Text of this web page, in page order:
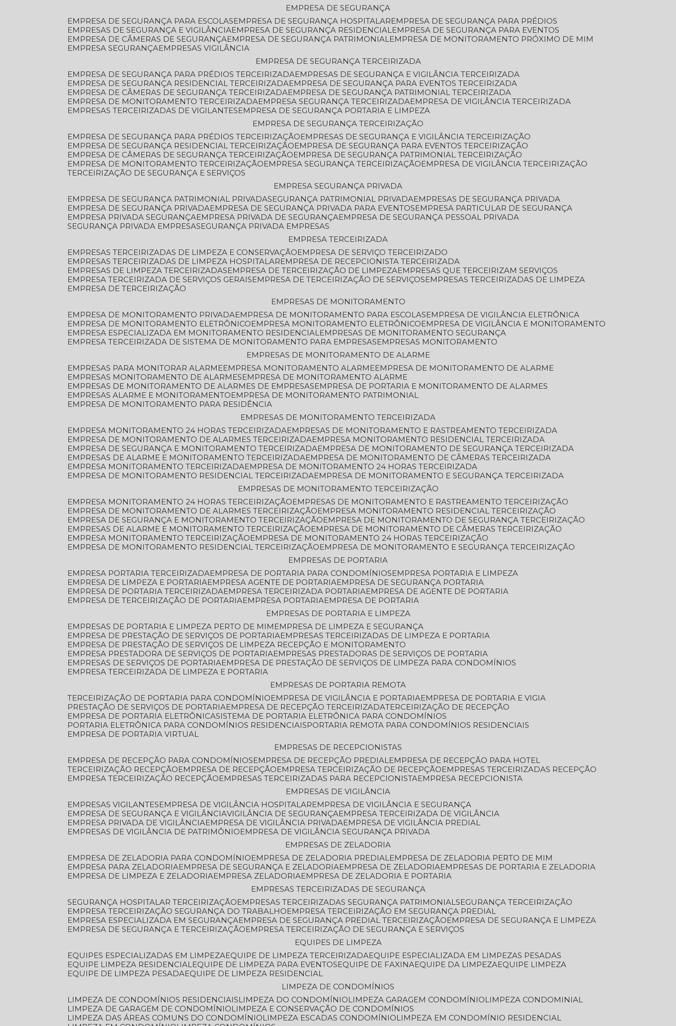
EMPRESA DE SEGURANÇA
EMPRESA DE SEGURANÇA PARA ESCOLAS
EMPRESA DE SEGURANÇA HOSPITALAR
EMPRESA DE SEGURANÇA PARA PRÉDIOS
EMPRESAS DE SEGURANÇA E VIGILÂNCIA
EMPRESA DE SEGURANÇA RESIDENCIAL
EMPRESA DE SEGURANÇA PARA EVENTOS
EMPRESA DE CÂMERAS DE SEGURANÇA
EMPRESA DE SEGURANÇA PATRIMONIAL
EMPRESA DE MONITORAMENTO PRÓXIMO DE MIM
EMPRESA SEGURANÇA
EMPRESAS VIGILÂNCIA
EMPRESA DE SEGURANÇA TERCEIRIZADA
EMPRESA DE SEGURANÇA PARA PRÉDIOS TERCEIRIZADA
EMPRESAS DE SEGURANÇA E VIGILÂNCIA TERCEIRIZADA
EMPRESA DE SEGURANÇA RESIDENCIAL TERCEIRIZADA
EMPRESA DE SEGURANÇA PARA EVENTOS TERCEIRIZADA
EMPRESA DE CÂMERAS DE SEGURANÇA TERCEIRIZADA
EMPRESA DE SEGURANÇA PATRIMONIAL TERCEIRIZADA
EMPRESA DE MONITORAMENTO TERCEIRIZADA
EMPRESA SEGURANÇA TERCEIRIZADA
EMPRESA DE VIGILÂNCIA TERCEIRIZADA
EMPRESAS TERCEIRIZADAS DE VIGILANTES
EMPRESA DE SEGURANÇA PORTARIA E LIMPEZA
EMPRESA DE SEGURANÇA TERCEIRIZAÇÃO
EMPRESA DE SEGURANÇA PARA PRÉDIOS TERCEIRIZAÇÃO
EMPRESAS DE SEGURANÇA E VIGILÂNCIA TERCEIRIZAÇÃO
EMPRESA DE SEGURANÇA RESIDENCIAL TERCEIRIZAÇÃO
EMPRESA DE SEGURANÇA PARA EVENTOS TERCEIRIZAÇÃO
EMPRESA DE CÂMERAS DE SEGURANÇA TERCEIRIZAÇÃO
EMPRESA DE SEGURANÇA PATRIMONIAL TERCEIRIZAÇÃO
EMPRESA DE MONITORAMENTO TERCEIRIZAÇÃO
EMPRESA SEGURANÇA TERCEIRIZAÇÃO
EMPRESA DE VIGILÂNCIA TERCEIRIZAÇÃO
TERCEIRIZAÇÃO DE SEGURANÇA E SERVIÇOS
EMPRESA SEGURANÇA PRIVADA
EMPRESA DE SEGURANÇA PATRIMONIAL PRIVADA SEGURANÇA PATRIMONIAL PRIVADA
EMPRESAS DE SEGURANÇA PRIVADA
EMPRESA DE SEGURANÇA PRIVADA
EMPRESA DE SEGURANÇA PRIVADA PARA EVENTOS
EMPRESA PARTICULAR DE SEGURANÇA
EMPRESA PRIVADA SEGURANÇA
EMPRESA PRIVADA DE SEGURANÇA
EMPRESA DE SEGURANÇA PESSOAL PRIVADA
SEGURANÇA PRIVADA EMPRESA SEGURANÇA PRIVADA EMPRESAS
EMPRESA TERCEIRIZADA
EMPRESAS TERCEIRIZADAS DE LIMPEZA E CONSERVAÇÃO
EMPRESA DE SERVIÇO TERCEIRIZADO
EMPRESAS TERCEIRIZADAS DE LIMPEZA HOSPITALAR
EMPRESA DE RECEPCIONISTA TERCEIRIZADA
EMPRESAS DE LIMPEZA TERCEIRIZADAS
EMPRESA DE TERCEIRIZAÇÃO DE LIMPEZA
EMPRESAS QUE TERCEIRIZAM SERVIÇOS
EMPRESA TERCEIRIZADA DE SERVIÇOS GERAIS
EMPRESA DE TERCEIRIZAÇÃO DE SERVIÇOS
EMPRESAS TERCEIRIZADAS DE LIMPEZA
EMPRESA DE TERCEIRIZAÇÃO
EMPRESAS DE MONITORAMENTO
EMPRESA DE MONITORAMENTO PRIVADA
EMPRESA DE MONITORAMENTO PARA ESCOLAS
EMPRESA DE VIGILÂNCIA ELETRÔNICA
EMPRESA DE MONITORAMENTO ELETRÔNICO
EMPRESA MONITORAMENTO ELETRÔNICO
EMPRESA DE VIGILÂNCIA E MONITORAMENTO
EMPRESA ESPECIALIZADA EM MONITORAMENTO RESIDENCIAL
EMPRESAS DE MONITORAMENTO SEGURANÇA
EMPRESA TERCEIRIZADA DE SISTEMA DE MONITORAMENTO PARA EMPRESAS
EMPRESAS MONITORAMENTO
EMPRESAS DE MONITORAMENTO DE ALARME
EMPRESAS PARA MONITORAR ALARME
EMPRESA MONITORAMENTO ALARME
EMPRESA DE MONITORAMENTO DE ALARME
EMPRESAS MONITORAMENTO DE ALARMES
EMPRESA DE MONITORAMENTO ALARME
EMPRESAS DE MONITORAMENTO DE ALARMES DE EMPRESAS
EMPRESA DE PORTARIA E MONITORAMENTO DE ALARMES
EMPRESAS ALARME E MONITORAMENTO
EMPRESA DE MONITORAMENTO PATRIMONIAL
EMPRESA DE MONITORAMENTO PARA RESIDÊNCIA
EMPRESAS DE MONITORAMENTO TERCEIRIZADA
EMPRESA MONITORAMENTO 24 HORAS TERCEIRIZADA
EMPRESAS DE MONITORAMENTO E RASTREAMENTO TERCEIRIZADA
EMPRESA DE MONITORAMENTO DE ALARMES TERCEIRIZADA
EMPRESA MONITORAMENTO RESIDENCIAL TERCEIRIZADA
EMPRESA DE SEGURANÇA E MONITORAMENTO TERCEIRIZADA
EMPRESA DE MONITORAMENTO DE SEGURANÇA TERCEIRIZADA
EMPRESAS DE ALARME E MONITORAMENTO TERCEIRIZADA
EMPRESA DE MONITORAMENTO DE CÂMERAS TERCEIRIZADA
EMPRESA MONITORAMENTO TERCEIRIZADA
EMPRESA DE MONITORAMENTO 24 HORAS TERCEIRIZADA
EMPRESA DE MONITORAMENTO RESIDENCIAL TERCEIRIZADA
EMPRESA DE MONITORAMENTO E SEGURANÇA TERCEIRIZADA
EMPRESAS DE MONITORAMENTO TERCEIRIZAÇÃO
EMPRESA MONITORAMENTO 24 HORAS TERCEIRIZAÇÃO
EMPRESAS DE MONITORAMENTO E RASTREAMENTO TERCEIRIZAÇÃO
EMPRESA DE MONITORAMENTO DE ALARMES TERCEIRIZAÇÃO
EMPRESA MONITORAMENTO RESIDENCIAL TERCEIRIZAÇÃO
EMPRESA DE SEGURANÇA E MONITORAMENTO TERCEIRIZAÇÃO
EMPRESA DE MONITORAMENTO DE SEGURANÇA TERCEIRIZAÇÃO
EMPRESAS DE ALARME E MONITORAMENTO TERCEIRIZAÇÃO
EMPRESA DE MONITORAMENTO DE CÂMERAS TERCEIRIZAÇÃO
EMPRESA MONITORAMENTO TERCEIRIZAÇÃO
EMPRESA DE MONITORAMENTO 24 HORAS TERCEIRIZAÇÃO
EMPRESA DE MONITORAMENTO RESIDENCIAL TERCEIRIZAÇÃO
EMPRESA DE MONITORAMENTO E SEGURANÇA TERCEIRIZAÇÃO
EMPRESAS DE PORTARIA
EMPRESA PORTARIA TERCEIRIZADA
EMPRESA DE PORTARIA PARA CONDOMÍNIOS
EMPRESA PORTARIA E LIMPEZA
EMPRESA DE LIMPEZA E PORTARIA
EMPRESA AGENTE DE PORTARIA
EMPRESA DE SEGURANÇA PORTARIA
EMPRESA DE PORTARIA TERCEIRIZADA
EMPRESA TERCEIRIZADA PORTARIA
EMPRESA DE AGENTE DE PORTARIA
EMPRESA DE TERCEIRIZAÇÃO DE PORTARIA
EMPRESA PORTARIA
EMPRESA DE PORTARIA
EMPRESAS DE PORTARIA E LIMPEZA
EMPRESAS DE PORTARIA E LIMPEZA PERTO DE MIM
EMPRESA DE LIMPEZA E SEGURANÇA
EMPRESA DE PRESTAÇÃO DE SERVIÇOS DE PORTARIA
EMPRESAS TERCEIRIZADAS DE LIMPEZA E PORTARIA
EMPRESA DE PRESTAÇÃO DE SERVIÇOS DE LIMPEZA RECEPÇÃO E MONITORAMENTO
EMPRESA PRESTADORA DE SERVIÇOS DE PORTARIA
EMPRESAS PRESTADORAS DE SERVIÇOS DE PORTARIA
EMPRESAS DE SERVIÇOS DE PORTARIA
EMPRESA DE PRESTAÇÃO DE SERVIÇOS DE LIMPEZA PARA CONDOMÍNIOS
EMPRESA TERCEIRIZADA DE LIMPEZA E PORTARIA
EMPRESAS DE PORTARIA REMOTA
TERCEIRIZAÇÃO DE PORTARIA PARA CONDOMÍNIO
EMPRESA DE VIGILÂNCIA E PORTARIA
EMPRESA DE PORTARIA E VIGIA
PRESTAÇÃO DE SERVIÇOS DE PORTARIA
EMPRESA DE RECEPÇÃO TERCEIRIZADA TERCEIRIZAÇÃO DE RECEPÇÃO
EMPRESA DE PORTARIA ELETRÔNICA SISTEMA DE PORTARIA ELETRÔNICA PARA CONDOMÍNIOS
PORTARIA ELETRÔNICA PARA CONDOMÍNIOS RESIDENCIAIS
PORTARIA REMOTA PARA CONDOMÍNIOS RESIDENCIAIS
EMPRESA DE PORTARIA VIRTUAL
EMPRESAS DE RECEPCIONISTAS
EMPRESA DE RECEPÇÃO PARA CONDOMÍNIOS
EMPRESA DE RECEPÇÃO PREDIAL
EMPRESA DE RECEPÇÃO PARA HOTEL
TERCEIRIZAÇÃO RECEPÇÃO
EMPRESA DE RECEPÇÃO EMPRESA TERCEIRIZAÇÃO DE RECEPÇÃO
EMPRESAS TERCEIRIZADAS RECEPÇÃO
EMPRESA TERCEIRIZAÇÃO RECEPÇÃO
EMPRESAS TERCEIRIZADAS PARA RECEPCIONISTA
EMPRESA RECEPCIONISTA
EMPRESAS DE VIGILÂNCIA
EMPRESAS VIGILANTES
EMPRESA DE VIGILÂNCIA HOSPITALAR
EMPRESA DE VIGILÂNCIA E SEGURANÇA
EMPRESA DE SEGURANÇA E VIGILÂNCIA VIGILÂNCIA DE SEGURANÇA
EMPRESA TERCEIRIZADA DE VIGILÂNCIA
EMPRESA PRIVADA DE VIGILÂNCIA
EMPRESA DE VIGILÂNCIA PRIVADA
EMPRESA DE VIGILÂNCIA PREDIAL
EMPRESAS DE VIGILÂNCIA DE PATRIMÔNIO
EMPRESA DE VIGILÂNCIA SEGURANÇA PRIVADA
EMPRESAS DE ZELADORIA
EMPRESA DE ZELADORIA PARA CONDOMÍNIO
EMPRESA DE ZELADORIA PREDIAL
EMPRESA DE ZELADORIA PERTO DE MIM
EMPRESA PARA ZELADORIA
EMPRESA DE SEGURANÇA E ZELADORIA EMPRESA DE ZELADORIA
EMPRESAS DE PORTARIA E ZELADORIA
EMPRESA DE LIMPEZA E ZELADORIA
EMPRESA ZELADORIA
EMPRESA DE ZELADORIA E PORTARIA
EMPRESAS TERCEIRIZADAS DE SEGURANÇA
SEGURANÇA HOSPITALAR TERCEIRIZAÇÃO
EMPRESAS TERCEIRIZADAS SEGURANÇA PATRIMONIAL SEGURANÇA TERCEIRIZAÇÃO
EMPRESA TERCEIRIZAÇÃO SEGURANÇA DO TRABALHO
EMPRESA TERCEIRIZAÇÃO EM SEGURANÇA PREDIAL
EMPRESA ESPECIALIZADA EM SEGURANÇA
EMPRESA DE SEGURANÇA PREDIAL TERCEIRIZAÇÃO
EMPRESA DE SEGURANÇA E LIMPEZA
EMPRESA DE SEGURANÇA E TERCEIRIZAÇÃO
EMPRESA TERCEIRIZAÇÃO DE SEGURANÇA E SERVIÇOS
EQUIPES DE LIMPEZA
EQUIPES ESPECIALIZADAS EM LIMPEZA EQUIPE DE LIMPEZA TERCEIRIZADA EQUIPE ESPECIALIZADA EM LIMPEZAS PESADAS
EQUIPE LIMPEZA RESIDENCIAL EQUIPE DE LIMPEZA PARA EVENTOS EQUIPE DE FAXINA EQUIPE DA LIMPEZA EQUIPE LIMPEZA
EQUIPE DE LIMPEZA PESADA EQUIPE DE LIMPEZA RESIDENCIAL
LIMPEZA DE CONDOMÍNIOS
LIMPEZA DE CONDOMÍNIOS RESIDENCIAIS
LIMPEZA DO CONDOMÍNIO LIMPEZA GARAGEM CONDOMÍNIO
LIMPEZA CONDOMINIAL
LIMPEZA DE GARAGEM DE CONDOMÍNIO
LIMPEZA E CONSERVAÇÃO DE CONDOMÍNIOS
LIMPEZA DAS ÁREAS COMUNS DO CONDOMÍNIO
LIMPEZA ESCADAS CONDOMÍNIO
LIMPEZA EM CONDOMÍNIO RESIDENCIAL